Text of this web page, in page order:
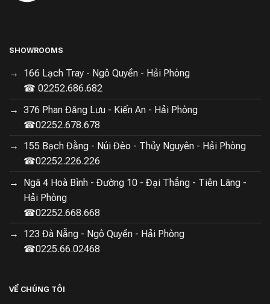
SHOWROOMS
166 Lạch Tray - Ngô Quyền - Hải Phòng
☎ 02252.686.682
376 Phan Đăng Lưu - Kiến An - Hải Phòng
☎02252.678.678
155 Bạch Đằng - Núi Đèo - Thủy Nguyên - Hải Phòng
☎02252.226.226
Ngã 4 Hoà Bình - Đường 10 - Đại Thắng - Tiên Lãng -
Hải Phòng
☎02252.668.668
123 Đà Nẵng - Ngô Quyền - Hải Phòng
☎0225.66.02468
VỀ CHÚNG TÔI